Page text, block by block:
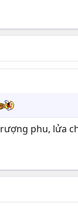
phu, lửa